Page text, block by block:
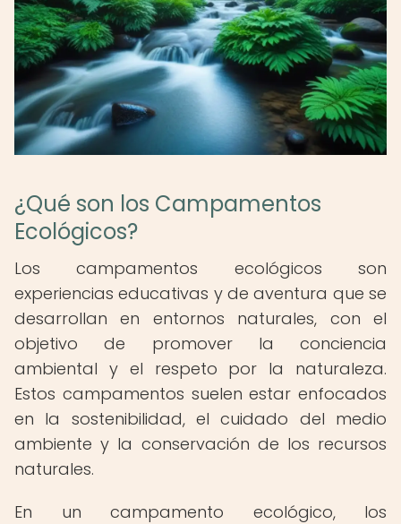
¿Qué son los Campamentos
Ecológicos?
Los campamentos ecológicos son
experiencias educativas y de aventura que se
desarrollan en entornos naturales, con el
objetivo de promover la conciencia
ambiental y el respeto por la naturaleza.
Estos campamentos suelen estar enfocados
en la sostenibilidad, el cuidado del medio
ambiente y la conservación de los recursos
naturales.
En un campamento ecológico, los